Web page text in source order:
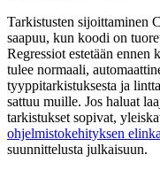
Tarkistusten sijoittaminen
saapuu, kun koodi on
Regressiot estetään ennen
tulee normaali,
tyyppitarkistuksesta ja
sattuu muille. Jos haluat
tarkistukset sopivat,
ohjelmistokehityksen
suunnittelusta julkaisuun.